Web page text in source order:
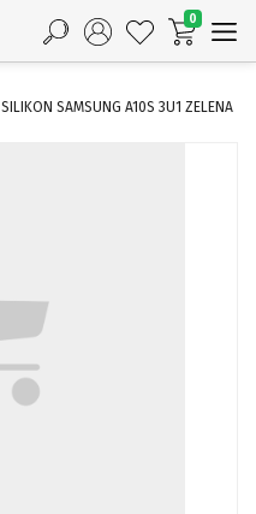
0
SILIKON SAMSUNG A10S 3U1 ZELENA